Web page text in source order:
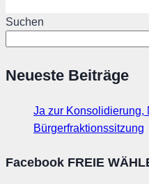
Suchen
Neueste Beiträge
Ja zur Konsolidierung,
Bürgerfraktionssitzung
Facebook FREIE